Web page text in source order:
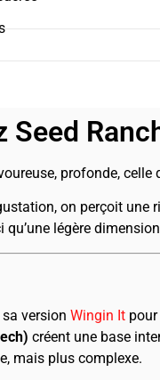
Seed
profonde,
on perçoit une
qu’une légère
version Wingin Itpour
créent une base
mais plus complexe.